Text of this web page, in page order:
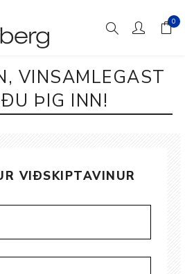
0
VINSAMLEGAST
ÞIG INN!
VIÐSKIPTAVINUR